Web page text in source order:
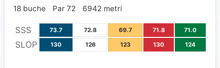
18 buche Par 72 6942 metri
SSS 73.7 72.8 69.7 71.8 71.0
SLOP 130 126 123 130 124